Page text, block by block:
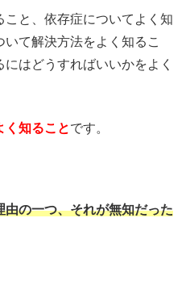
と、依存症についてよく知
て解決方法をよく知るこ
はどうすればいいかをよく
く知ることです。
の一つ、それが無知だった